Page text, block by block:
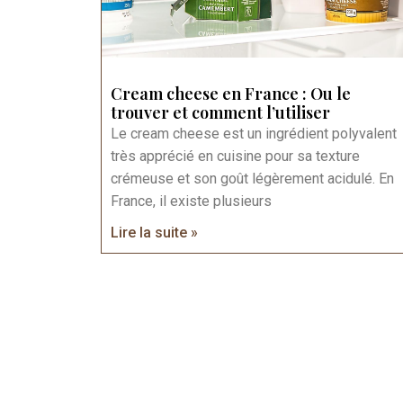
Cream cheese en France : Ou le
trouver et comment l’utiliser
Le cream cheese est un ingrédient polyvalent
très apprécié en cuisine pour sa texture
crémeuse et son goût légèrement acidulé. En
France, il existe plusieurs
Lire la suite »